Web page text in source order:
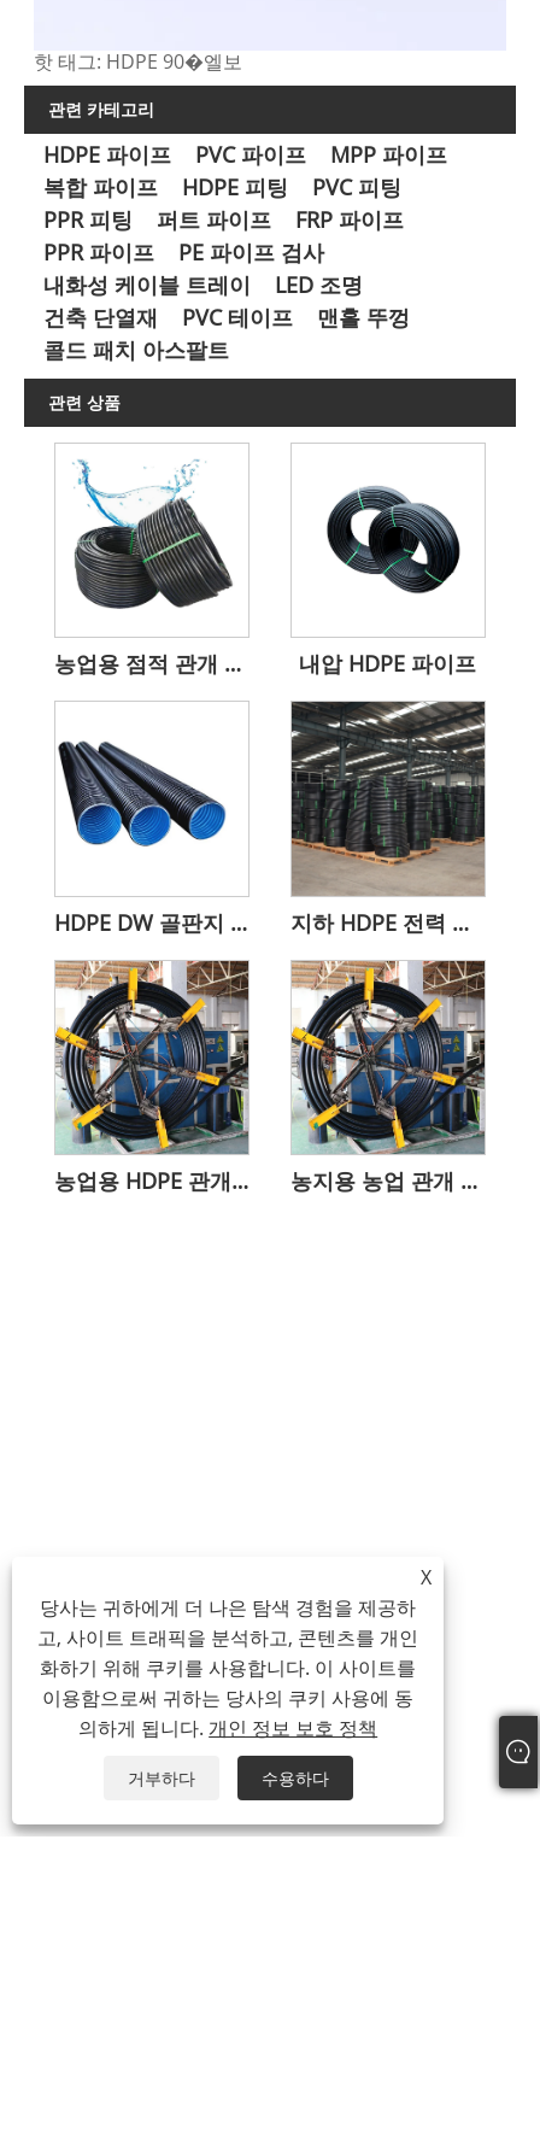
핫 태그: HDPE 90�엘보
관련 카테고리
HDPE 파이프 PVC 파이프
MPP 파이프
복합 파이프
HDPE 피팅
PVC 피팅
PPR 피팅
퍼트 파이프
FRP 파이프
PPR 파이프
PE 파이프 검사
내화성 케이블 트레이
LED 조명
건축 단열재
PVC 테이프
맨홀 뚜껑
콜드 패치 아스팔트
관련 상품
농업용 점적 관개 HDPE 파이프 내압 HDPE 파이프
HDPE DW 골판지 파이프 지하 HDPE 전력 통신 도관
농업용 HDPE 관개 파이프 농지용 농업 관개 HDPE 수관
X
당사는 귀하에게 더 나은 탐색 경험을 제공하
고, 사이트 트래픽을 분석하고, 콘텐츠를 개인
화하기 위해 쿠키를 사용합니다. 이 사이트를
이용함으로써 귀하는 당사의 쿠키 사용에 동
의하게 됩니다. 개인 정보 보호 정책
거부하다 수용하다